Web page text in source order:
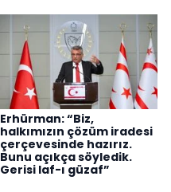
Erhürman: “Biz,
halkımızın çözüm iradesi
çerçevesinde hazırız.
Bunu açıkça söyledik.
Gerisi laf-ı güzaf”